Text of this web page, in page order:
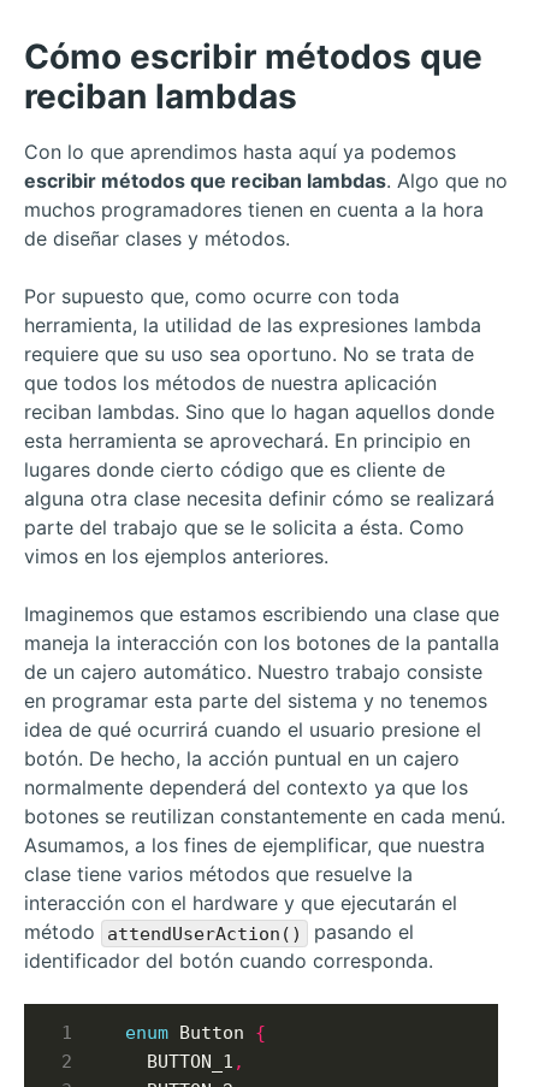
Cómo escribir métodos que
reciban lambdas
Con lo que aprendimos hasta aquí ya podemos
escribir métodos que reciban lambdas. Algo que no
muchos programadores tienen en cuenta a la hora
de diseñar clases y métodos.
Por supuesto que, como ocurre con toda
herramienta, la utilidad de las expresiones lambda
requiere que su uso sea oportuno. No se trata de
que todos los métodos de nuestra aplicación
reciban lambdas. Sino que lo hagan aquellos donde
esta herramienta se aprovechará. En principio en
lugares donde cierto código que es cliente de
alguna otra clase necesita definir cómo se realizará
parte del trabajo que se le solicita a ésta. Como
vimos en los ejemplos anteriores.
Imaginemos que estamos escribiendo una clase que
maneja la interacción con los botones de la pantalla
de un cajero automático. Nuestro trabajo consiste
en programar esta parte del sistema y no tenemos
idea de qué ocurrirá cuando el usuario presione el
botón. De hecho, la acción puntual en un cajero
normalmente dependerá del contexto ya que los
botones se reutilizan constantemente en cada menú.
Asumamos, a los fines de ejemplificar, que nuestra
clase tiene varios métodos que resuelve la
interacción con el hardware y que ejecutarán el
método
attendUserAction()
pasando el
identificador del botón cuando corresponda.
enum Button {
  BUTTON_1
,